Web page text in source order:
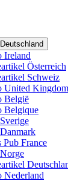
Ireland
Österreich
Schweiz
United Kingdom
België
Belgique
France
Nederland